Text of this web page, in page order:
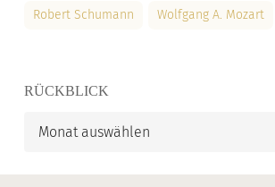
Robert Schumann Wolfgang A. Mozart
RÜCKBLICK
Rückblick